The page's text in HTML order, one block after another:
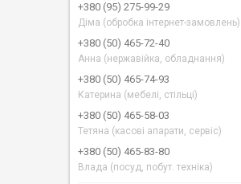
+380 (95) 275-99-29
Діма (обробка інтернет-замовлень)
+380 (50) 465-72-40
Анна (нержавійка, обладнання)
+380 (50) 465-74-93
Катерина (мебелі, стільці)
+380 (50) 465-58-03
Тетяна (касові апарати, сервіс)
+380 (50) 465-83-80
Влада (посуд, побут. техніка)